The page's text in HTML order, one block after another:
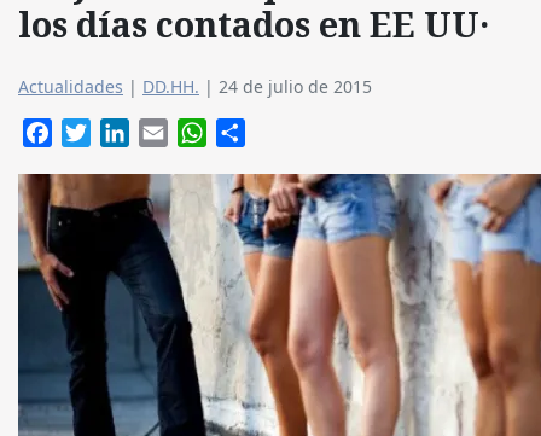
los días contados en EE UU·
Actualidades | DD.HH. | 24 de julio de 2015
FacebookTwitterLinkedIn
Email WhatsApp